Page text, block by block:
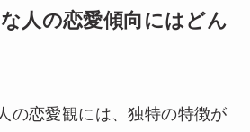
人の恋愛傾向にはどん
の恋愛観には、独特の特徴が